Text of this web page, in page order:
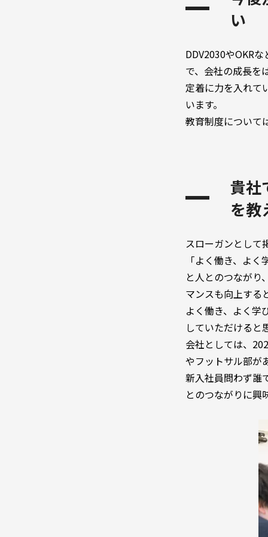
い
DDV2030やOKR
で、会社の成長を
定着に力を入れて
います。
教育制度について
貴社
を教
スローガンとして
「よく働き、よ
と人とのつながり
マンスも向上する
よく働き、よく学
していただけると
会社としては、
やフットサル部が
新入社員問わず誰
とのつながりに興